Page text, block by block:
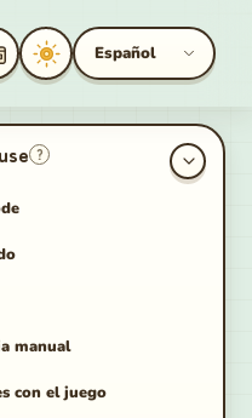
Español
?
manual
con el juego